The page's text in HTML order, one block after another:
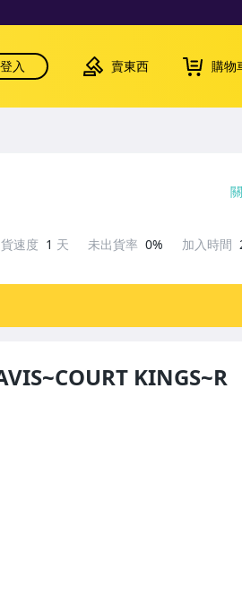
登入 賣東西 購物
KINGS~R
速度 1 天 未出貨率 0% 加入時間